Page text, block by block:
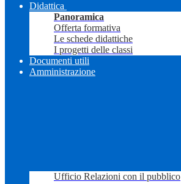
Didattica
Panoramica
Offerta formativa
Le schede didattiche
I progetti delle classi
Documenti utili
Amministrazione
Ufficio Relazioni con il pubblico